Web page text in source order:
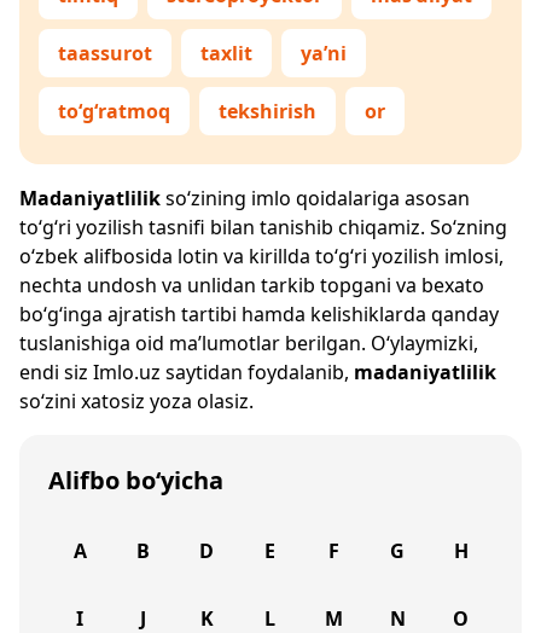
taassurot taxlit ya’ni
to‘g‘ratmoq tekshirish or
Madaniyatlilikso‘zining imlo qoidalariga asosan
to‘g‘ri yozilish tasnifi bilan tanishib chiqamiz. So‘zning
o‘zbek alifbosida lotin va kirillda to‘g‘ri yozilish imlosi,
nechta undosh va unlidan tarkib topgani va bexato
bo‘g‘inga ajratish tartibi hamda kelishiklarda qanday
tuslanishiga oid ma’lumotlar berilgan. O‘ylaymizki,
endi siz Imlo.uz saytidan foydalanib, madaniyatlilik
so‘zini xatosiz yoza olasiz.
Alifbo bo‘yicha
A B D E F G H
I J K L M N O